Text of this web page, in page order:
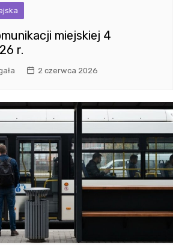
miejskiej 4
r.
2 czerwca 2026